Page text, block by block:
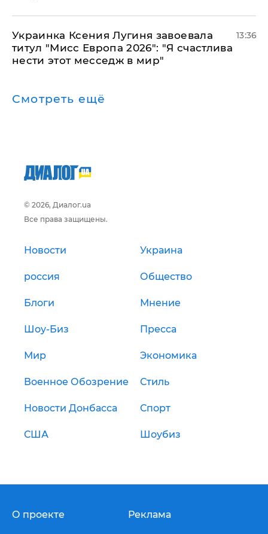
Украинка Ксения Лугиня завоевала
титул "Мисс Европа 2026": "Я счастлива
нести этот месседж в мир"
13:36
Смотреть ещё
© 2026, Диалог.ua
Все права защищены.
Новости Украина
россия Общество
Блоги Мнение
Шоу-Биз Пресса
Мир Экономика
Военное Обозрение Стиль
Новости Донбасса Спорт
США Шоубиз
О проекте Реклама